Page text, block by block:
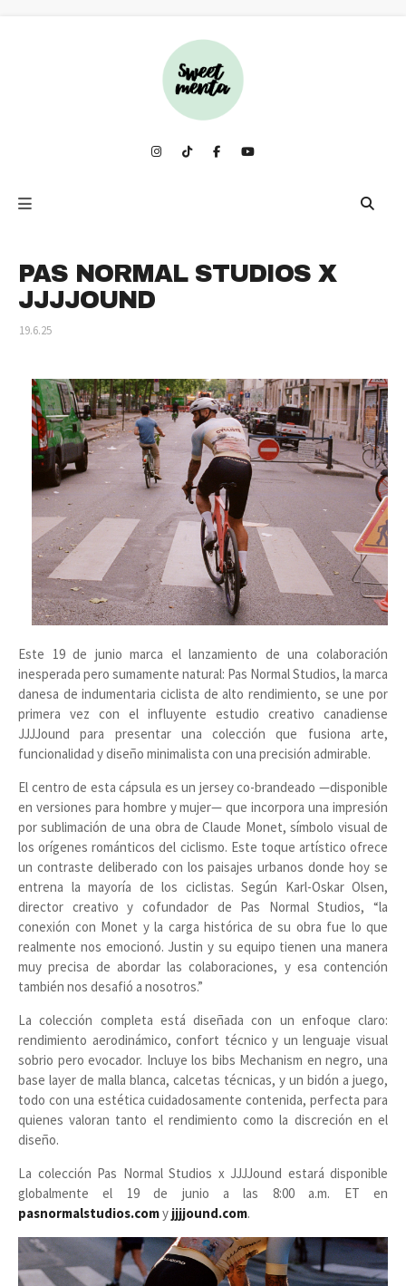
PAS NORMAL STUDIOS X
JJJJOUND
19.6.25
Este 19 de junio marca el lanzamiento de una colaboración
inesperada pero sumamente natural: Pas Normal Studios, la marca
danesa de indumentaria ciclista de alto rendimiento, se une por
primera vez con el influyente estudio creativo canadiense
JJJJound para presentar una colección que fusiona arte,
funcionalidad y diseño minimalista con una precisión admirable.
El centro de esta cápsula es un jersey co-brandeado —disponible
en versiones para hombre y mujer— que incorpora una impresión
por sublimación de una obra de Claude Monet, símbolo visual de
los orígenes románticos del ciclismo. Este toque artístico ofrece
un contraste deliberado con los paisajes urbanos donde hoy se
entrena la mayoría de los ciclistas. Según Karl-Oskar Olsen,
director creativo y cofundador de Pas Normal Studios, “la
conexión con Monet y la carga histórica de su obra fue lo que
realmente nos emocionó. Justin y su equipo tienen una manera
muy precisa de abordar las colaboraciones, y esa contención
también nos desafió a nosotros.”
La colección completa está diseñada con un enfoque claro:
rendimiento aerodinámico, confort técnico y un lenguaje visual
sobrio pero evocador. Incluye los bibs Mechanism en negro, una
base layer de malla blanca, calcetas técnicas, y un bidón a juego,
todo con una estética cuidadosamente contenida, perfecta para
quienes valoran tanto el rendimiento como la discreción en el
diseño.
La colección Pas Normal Studios x JJJJound estará disponible
globalmente el 19 de junio a las 8:00 a.m. ET en
pasnormalstudios.comy jjjjound.com.